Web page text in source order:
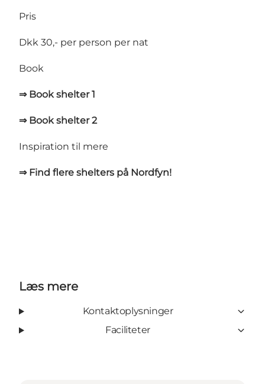
Pris
Dkk 30,- per person per nat
Book
⇒ Book shelter 1
⇒ Book shelter 2
Inspiration til mere
⇒ Find flere shelters på Nordfyn!
Læs mere
Kontaktoplysninger
Faciliteter